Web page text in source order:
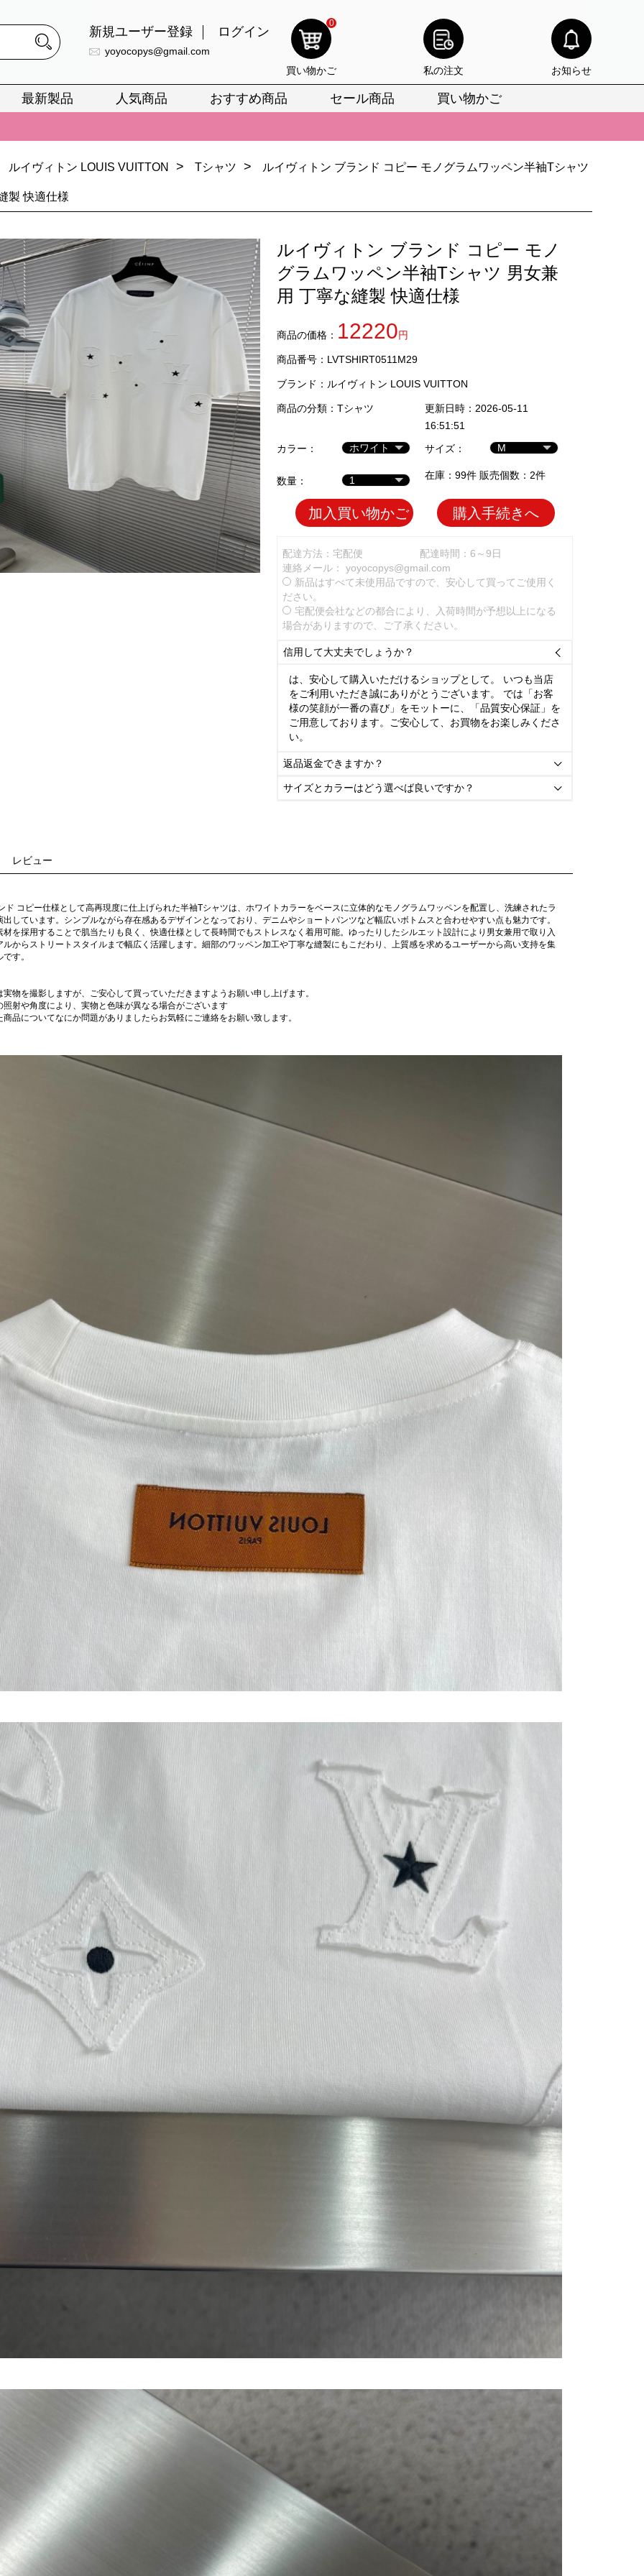
新規ユーザー登録 ログイン
yoyocopys@gmail.com
0
買い物かご 私の注文 お知らせ
最新製品 人気商品 おすすめ商品 セール商品 買い物かご
のn級スーパーコピーのみ取扱い。最高品質の再現度を安心してお選びいただけます。
春の新作続々更新中！期間中のご注文でお得な割引をご利用いただけます。
・ヴィトンスーパーコピー バッグ最新モデルが登場。上質な仕上がりをお見逃しなく。
のn級スーパーコピーのみ取扱い。最高品質の再現度を安心してお選びいただけます。
・ヴィトンスーパーコピー バッグ最新モデルが登場。上質な仕上がりをお見逃しなく。
ルイヴィトン LOUIS VUITTON > Tシャツ > ルイヴィトン ブランド コピー モノグラムワッペン半袖Tシャツ
製 快適仕様
ルイヴィトン ブランド コピー モノ
グラムワッペン半袖Tシャツ 男女兼
用 丁寧な縫製 快適仕様
商品の価格： 12220円
商品番号：LVTSHIRT0511M29
ブランド： ルイヴィトン LOUIS VUITTON
商品の分類： Tシャツ
更新日時：2026-05-11
16:51:51
カラー：
サイズ：
数量： 在庫：99件 販売個数：2件
加入買い物かご 購入手続きへ
配達方法：宅配便
配達時間：6～9日
連絡メール： yoyocopys@gmail.com
新品はすべて未使用品ですので、安心して買ってご使用く
ださい。
宅配便会社などの都合により、入荷時間が予想以上になる
場合がありますので、ご了承ください。
信用して大丈夫でしょうか？ 
は、安心して購入いただけるショップとして。 いつも当店
をご利用いただき誠にありがとうございます。 では「お客
様の笑顔が一番の喜び」をモットーに、「品質安心保証」を
ご用意しております。ご安心して、お買物をお楽しみくださ
い。
返品返金できますか？ 
サイズとカラーはどう選べば良いですか？ 
レビュー
ド コピー仕様として高再現度に仕上げられた半袖Tシャツは、ホワイトカラーをベースに立体的なモノグラムワッペンを配置し、洗練されたラ
しています。シンプルながら存在感あるデザインとなっており、デニムやショートパンツなど幅広いボトムスと合わせやすい点も魅力です。
材を採用することで肌当たりも良く、快適仕様として長時間でもストレスなく着用可能。ゆったりしたシルエット設計により男女兼用で取り入
ルからストリートスタイルまで幅広く活躍します。細部のワッペン加工や丁寧な縫製にもこだわり、上質感を求めるユーザーから高い支持を集
す。
物を撮影しますが、ご安心して買っていただきますようお願い申し上げます。
射や角度により、実物と色味が異なる場合がございます
品についてなにか問題がありましたらお気軽にご連絡をお願い致します。